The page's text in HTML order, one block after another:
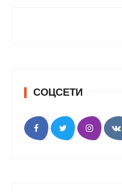
СОЦСЕТИ